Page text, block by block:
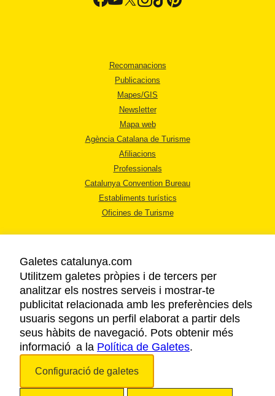
Recomanacions
Publicacions
Mapes/GIS
Newsletter
Mapa web
Agència Catalana de Turisme
Afiliacions
Professionals
Catalunya Convention Bureau
Establiments turístics
Oficines de Turisme
AVÍS LEGAL
POLÍTICA DE PRIVACITAT
COOKIES
ACCESSIBILITAT
Galetes catalunya.com
Utilitzem galetes pròpies i de tercers per
analitzar els nostres serveis i mostrar-te
publicitat relacionada amb les preferències dels
usuaris segons un perfil elaborat a partir dels
seus hàbits de navegació. Pots obtenir més
informació a la Política de Galetes.
Configuració de galetes